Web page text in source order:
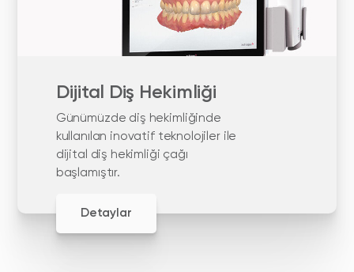
Dijital Diş Hekimliği
Günümüzde diş hekimliğinde
kullanılan inovatif teknolojiler ile
dijital diş hekimliği çağı
başlamıştır.
Detaylar